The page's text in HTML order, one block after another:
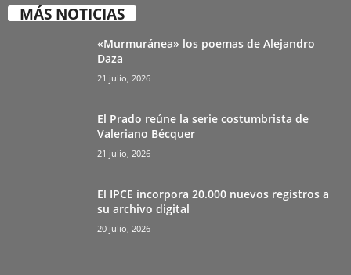
MÁS NOTICIAS
«Murmuránea» los poemas de Alejandro
Daza
21 julio, 2026
El Prado reúne la serie costumbrista de
Valeriano Bécquer
21 julio, 2026
El IPCE incorpora 20.000 nuevos registros a
su archivo digital
20 julio, 2026